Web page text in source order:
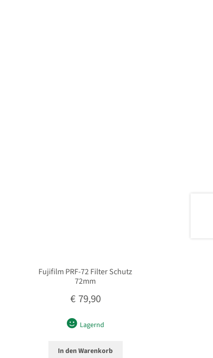
Fujifilm PRF-72 Filter Schutz
72mm
€ 79,90
Lagernd
In den Warenkorb